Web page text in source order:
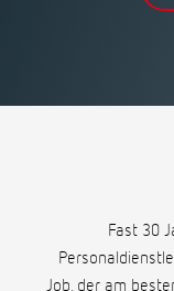
Fast 30
Job, der am